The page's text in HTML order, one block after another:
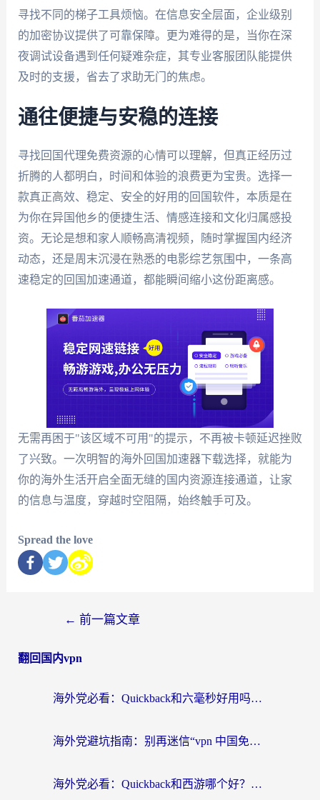
寻找不同的梯子工具烦恼。在信息安全层面，企业级别
的加密协议提供了可靠保障。更为难得的是，当你在深
夜调试设备遇到任何疑难杂症，其专业客服团队能提供
及时的支援，省去了求助无门的焦虑。
通往便捷与安稳的连接
寻找回国代理免费资源的心情可以理解，但真正经历过
折腾的人都明白，时间和体验的浪费更为宝贵。选择一
款真正高效、稳定、安全的好用的回国软件，本质是在
为你在异国他乡的便捷生活、情感连接和文化归属感投
资。无论是想和家人顺畅高清视频，随时掌握国内经济
动态，还是周末沉浸在熟悉的电影综艺氛围中，一条高
速稳定的回国加速通道，都能瞬间缩小这份距离感。
无需再困于"该区域不可用"的提示，不再被卡顿延迟挫败
了兴致。一次明智的海外回国加速器下载选择，就能为
你的海外生活开启全面无缝的国内资源连接通道，让家
的信息与温度，穿越时空阻隔，始终触手可及。
Spread the love
← 前一篇文章
翻回国内vpn
海外党必看：Quickback和六毫秒好用吗？3步选对回国加速器，无缝刷国内剧玩游戏
海外党避坑指南：别再迷信“vpn 中国免费”，选对回国加速器才能无缝刷国内资源
海外党必看：Quickback和西游哪个好？3个维度教你选对回国加速器